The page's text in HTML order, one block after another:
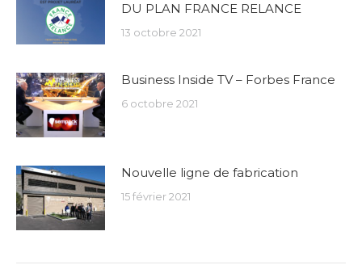
DU PLAN FRANCE RELANCE
13 octobre 2021
Business Inside TV – Forbes France
6 octobre 2021
Nouvelle ligne de fabrication
15 février 2021